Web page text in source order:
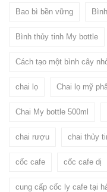
Bao bì bền vững
Bình thủy tinh My bottle
Cách tạo một bình cây
chai lọ Chai lọ mỹ
Chai My bottle 500ml
chai rượu chai thủy
cốc cafe cốc cafe dị
cung cấp cốc ly cafe tại